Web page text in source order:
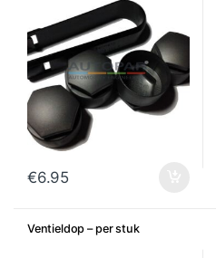
€6.95
Ventieldop – per stuk